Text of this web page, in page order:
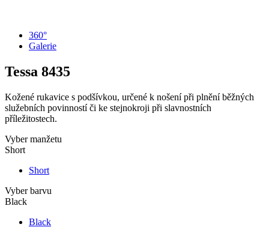
360°
Galerie
Tessa 8435
Kožené rukavice s podšívkou, určené k nošení při plnění běžných
služebních povinností či ke stejnokroji při slavnostních
příležitostech.
Vyber manžetu
Short
Short
Vyber barvu
Black
Black